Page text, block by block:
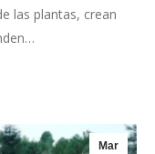
las plantas, crean
Mar